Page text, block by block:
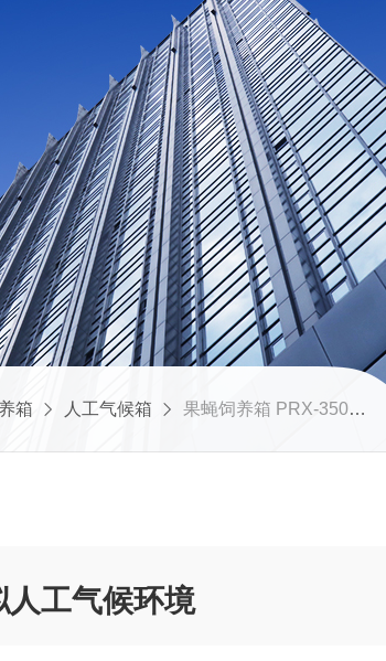
箱 人工气候箱 果蝇饲养箱 PRX-350A 模拟人工气候环境
工气候环境